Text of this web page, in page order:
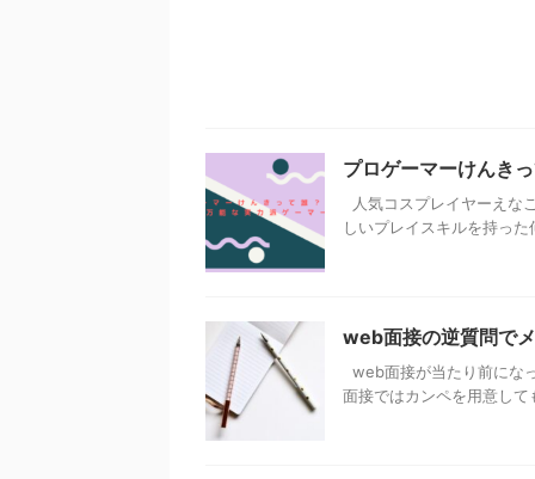
プロゲーマーけんき
人気コスプレイヤーえな
しいプレイスキルを持っ
web面接の逆質問で
web面接が当たり前にな
面接ではカンペを用意して